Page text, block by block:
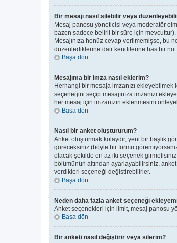
Bir mesajı nasıl silebilir veya
Mesaj panosu yöneticisi veya moderatör
bazen sadece belirli bir süre için mevcuttur).
Mesajınıza henüz cevap verilmemişse, bu
düzenlediklerine dair kendilerine has bir not
Başa dön
Mesajıma bir imza nasıl eklerim?
Herhangi bir mesaja imzanızı ekleyebilmek
seçeneğini seçip mesajınıza imzanızı
her mesaj için imzanızın eklenmesini
Başa dön
Nasıl bir anket oluştururum?
Anket oluşturmak kolaydır, yeni bir başlık
göreceksiniz (böyle bir formu
olacak şekilde en az iki seçenek girmelisiniz
bölümünün altından ayarlayabilirsiniz, anket
verdikleri seçeneği değiştirebilirler.
Başa dön
Neden daha fazla anket seçeneği
Anket seçenekleri için limit, mesaj panosu
Başa dön
Bir anketi nasıl değiştirir veya silerim?